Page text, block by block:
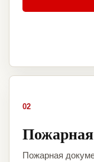
02
Пожарная
Пожарная